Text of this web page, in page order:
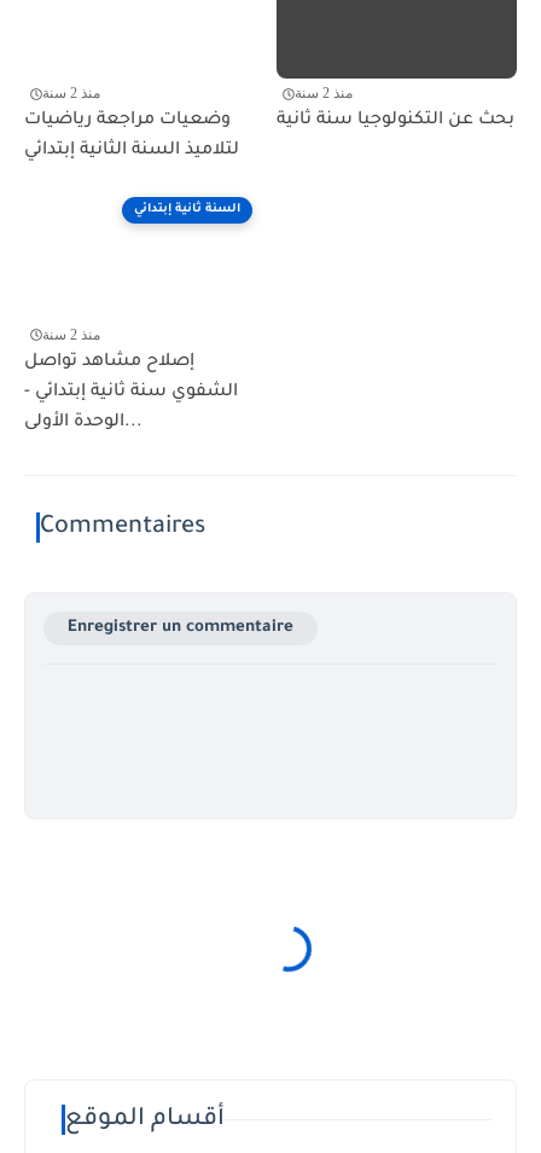
منذ 2 سنة
وضعيات مراجعة رياضيات
لتلاميذ السنة الثانية إبتدائي
منذ 2 سنة
بحث عن التكنولوجيا سنة ثانية
السنة ثانية إبتدائي
منذ 2 سنة
إصلاح مشاهد تواصل
الشفوي سنة ثانية إبتدائي -
الوحدة الأولى...
Commentaires
Enregistrer un commentaire
أقسام الموقع